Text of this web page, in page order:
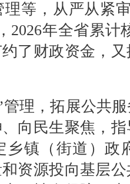
等，从严从紧
2026年全省累计
了财政资金，
管理，拓展公共
向民生聚焦，
乡镇（街道）政
资源投向基层